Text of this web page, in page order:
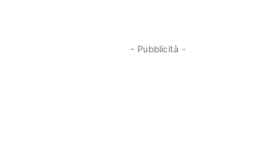
- Pubblicità -